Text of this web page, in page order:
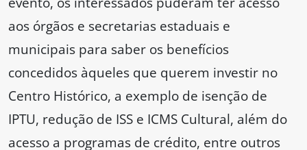
aos órgãos e secretarias estaduais e
municipais para saber os benefícios
concedidos àqueles que querem investir no
Centro Histórico, a exemplo de isenção de
IPTU, redução de ISS e ICMS Cultural, além do
acesso a programas de crédito, entre outros